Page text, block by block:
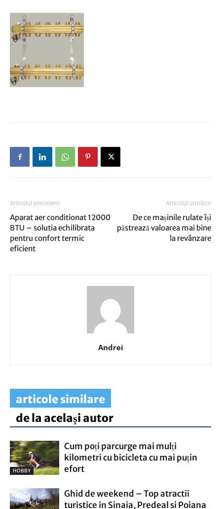
Articolul precedent
Aparat aer conditionat 12000
BTU – solutia echilibrata
pentru confort termic
eficient
Articolul următor
De ce mașinile rulate își
păstrează valoarea mai bine
la revânzare
Andrei
articole similare
de la același autor
HOBBY
Cum poți parcurge mai mulți
kilometri cu bicicleta cu mai puțin
efort
Ghid de weekend – Top atractii
turistice in Sinaia, Predeal si Poiana